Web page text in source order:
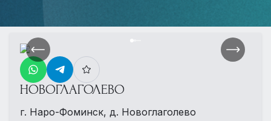
НОВОГЛАГОЛЕВО
г. Наро-Фоминск, д. Новоглаголево